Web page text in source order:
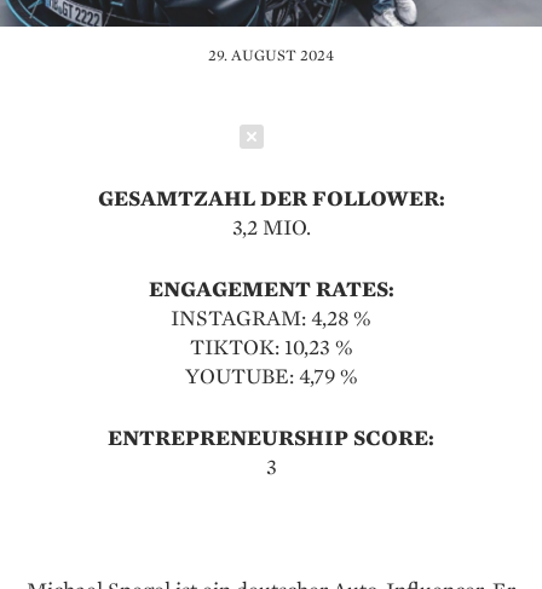
29. AUGUST 2024
GESAMTZAHL DER FOLLOWER:
3,2 MIO.
ENGAGEMENT RATES:
INSTAGRAM: 4,28 %
TIKTOK: 10,23 %
YOUTUBE: 4,79 %
ENTREPRENEURSHIP SCORE:
3